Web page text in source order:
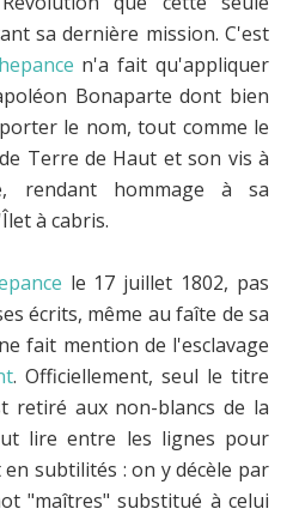
sa dernière mission. C'est
n'a fait qu'appliquer
Bonaparte dont bien
le nom, tout comme le
Terre de Haut et son vis à
rendant hommage à sa
à cabris.
le 17 juillet 1802, pas
écrits, même au faîte de sa
fait mention de l'esclavage
. Officiellement, seul le titre
retiré aux non-blancs de la
lire entre les lignes pour
subtilités : on y décèle par
"maîtres" substitué à celui